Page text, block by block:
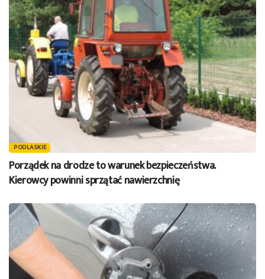
PODLASKIE
Porządek na drodze to warunek bezpieczeństwa.
Kierowcy powinni sprzątać nawierzchnię